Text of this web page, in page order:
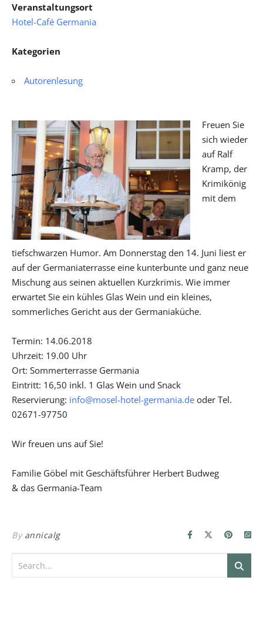
Veranstaltungsort
Hotel-Café Germania
Kategorien
Autorenlesung
Freuen Sie
sich wieder
auf Ralf
Kramp, der
Krimikönig
mit dem
tiefschwarzen Humor. Am Donnerstag den 14. Juni liest er
auf der Germaniaterrasse eine kunterbunte und ganz neue
Mischung aus seinen aktuellen Kurzkrimis. Wie immer
erwartet Sie ein kühles Glas Wein und ein kleines,
sommerliches Gericht aus der Germaniaküche.
Termin: 14.06.2018
Uhrzeit: 19.00 Uhr
Ort: Sommerterrasse Germania
Eintritt: 16,50 inkl. 1 Glas Wein und Snack
Reservierung: info@mosel-hotel-germania.de oder Tel.
02671-97750
Wir freuen uns auf Sie!
Familie Göbel mit Geschäftsführer Herbert Budweg
& das Germania-Team
By annicalg